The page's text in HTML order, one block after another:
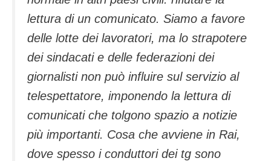
lettura di un comunicato. Siamo a favore
delle lotte dei lavoratori, ma lo strapotere
dei sindacati e delle federazioni dei
giornalisti non può influire sul servizio al
telespettatore, imponendo la lettura di
comunicati che tolgono spazio a notizie
più importanti. Cosa che avviene in Rai,
dove spesso i conduttori dei tg sono